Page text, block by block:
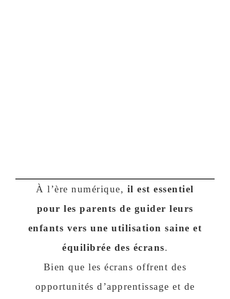
À l’ère numérique, il est essentiel
pour les parents de guider leurs
enfants vers une utilisation saine et
équilibrée des écrans.
Bien que les écrans offrent des
opportunités d’apprentissage et de